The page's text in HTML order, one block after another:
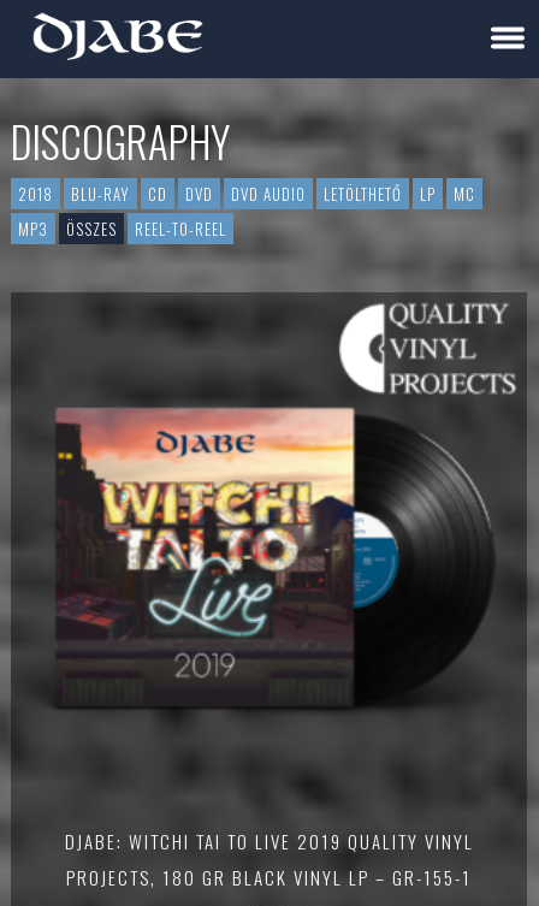
DISCOGRAPHY
2018 BLU-RAY CD DVD DVD AUDIO LETÖLTHETŐ LP
MC
MP3
ÖSSZES REEL-TO-REEL
DJABE: WITCHI TAI TO LIVE 2019 QUALITY VINYL
PROJECTS, 180 GR BLACK VINYL LP – GR-155-1